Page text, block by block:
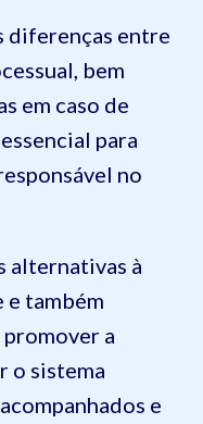
diferenças entre
bem
em caso de
para
no
alternativas à
também
a
o sistema
e